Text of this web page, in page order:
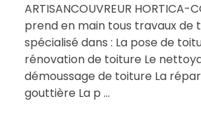
ARTISANCOUVREUR HORTICA-
prend en main tous travaux de
spécialisé dans : La pose de
rénovation de toiture Le
démoussage de toiture La
gouttière La p ...